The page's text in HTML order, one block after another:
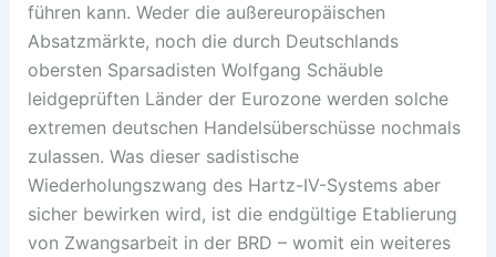
führen kann. Weder die außereuropäischen
Absatzmärkte, noch die durch Deutschlands
obersten Sparsadisten Wolfgang Schäuble
leidgeprüften Länder der Eurozone werden solche
extremen deutschen Handelsüberschüsse nochmals
zulassen. Was dieser sadistische
Wiederholungszwang des Hartz-IV-Systems aber
sicher bewirken wird, ist die endgültige Etablierung
von Zwangsarbeit in der BRD – womit ein weiteres